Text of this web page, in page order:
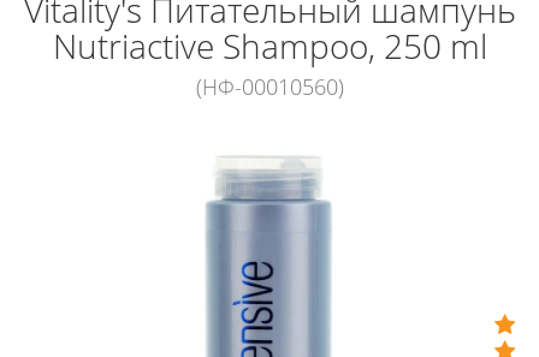
Vitality's Питательный шампунь
Nutriactive Shampoo, 250 ml
(НФ-00010560)